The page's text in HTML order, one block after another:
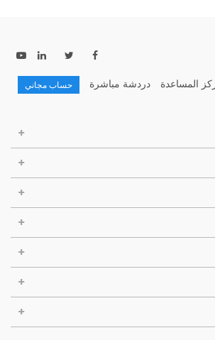
المساعدة دردشة مباشرة حساب مجاني